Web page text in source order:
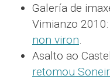
Galería de
Vimianzo 2010:
non viron.
Asalto ao
retomou